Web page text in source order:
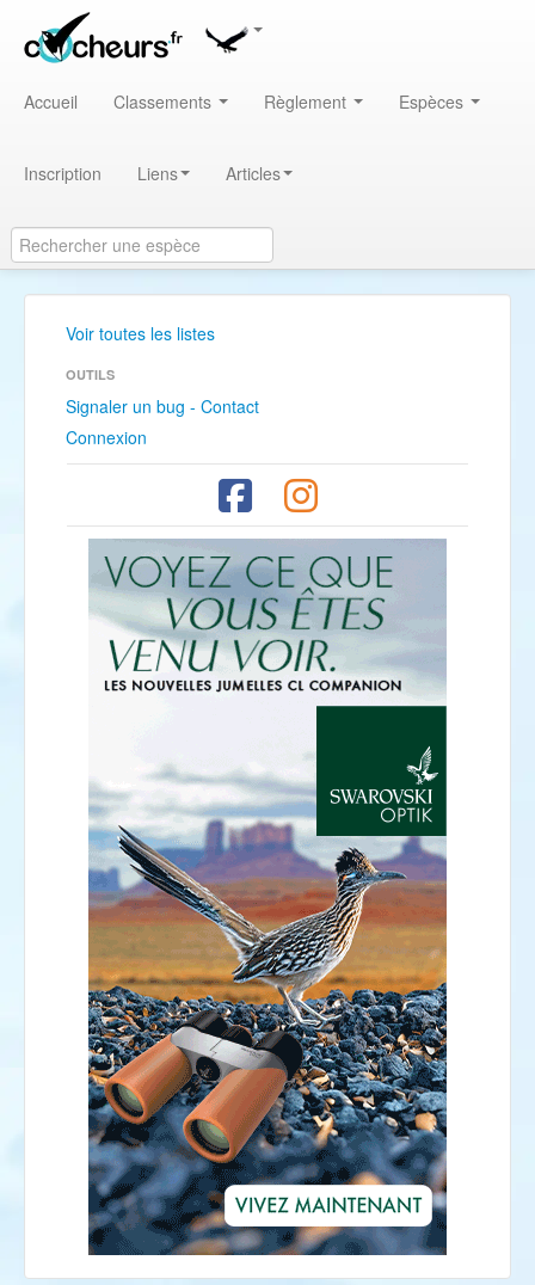
Accueil Classements Règlement Espèces
Inscription Liens Articles
Voir toutes les listes
OUTILS
Signaler un bug - Contact
Connexion